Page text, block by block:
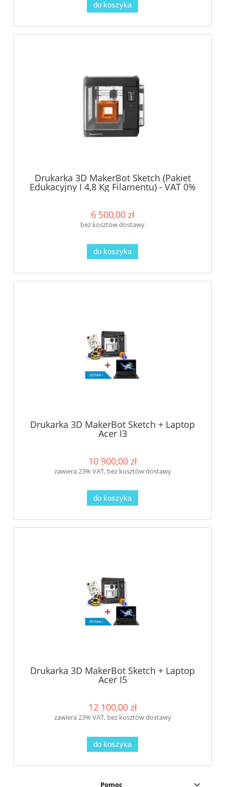
do koszyka
Drukarka 3D MakerBot Sketch (Pakiet
Edukacyjny I 4,8 Kg Filamentu) - VAT 0%
dla szkół!
6 500,00 zł
bez kosztów dostawy
do koszyka
Drukarka 3D MakerBot Sketch + Laptop
Acer I3
10 900,00 zł
zawiera 23% VAT, bez kosztów dostawy
do koszyka
Drukarka 3D MakerBot Sketch + Laptop
Acer I5
12 100,00 zł
zawiera 23% VAT, bez kosztów dostawy
do koszyka
Pomoc